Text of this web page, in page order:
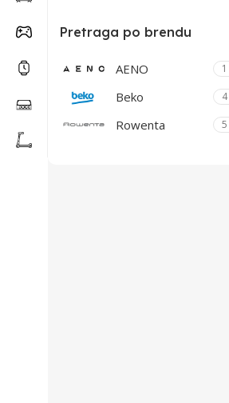
Pretraga po brendu
AENO 1
Beko 4
Rowenta 5